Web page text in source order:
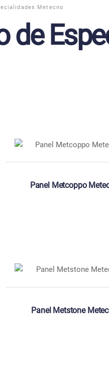
Metecno
de
Panel Metcoppo
Panel Metstone